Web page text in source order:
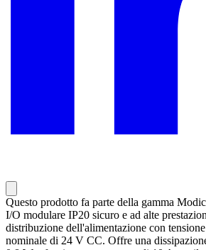
Questo prodotto fa parte della gamma
I/O modulare IP20 sicuro e ad alte
distribuzione dell'alimentazione con
nominale di 24 V CC. Offre una